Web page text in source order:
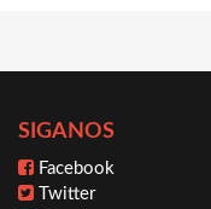
SIGANOS
Facebook
Twitter